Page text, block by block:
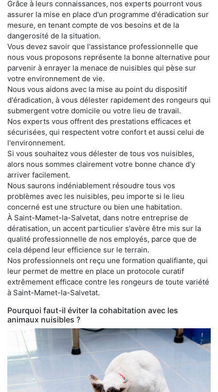
Grâce à leurs connaissances, nos experts pourront vous
assurer la mise en place d'un programme d'éradication sur
mesure, en tenant compte de vos besoins et de la
dangerosité de la situation.
Vous devez savoir que l'assistance professionnelle que
nous vous proposons représente la bonne alternative pour
parvenir à enrayer la menace de nuisibles qui pèse sur
votre environnement de vie.
Nous vous aidons avec la mise au point du dispositif
d'éradication, à vous délester rapidement des rongeurs qui
submergent votre domicile ou votre lieu de travail.
Nos experts vous offrent des prestations efficaces et
sécurisées, qui respectent votre confort et aussi celui de
l'environnement.
Si vous souhaitez vous délester de tous vos nuisibles,
alors nous sommes clairement votre bonne chance d'y
arriver facilement.
Nous saurons indéniablement résoudre tous vos
problèmes avec les nuisibles, peu importe si le lieu
concerné est une structure ou bien une habitation.
À Saint-Mamet-la-Salvetat, dans notre entreprise de
dératisation, un accent particulier s'avère être mis sur la
qualité professionnelle de nos employés, parce que de
cela dépend leur efficience sur le terrain.
Nos professionnels ont reçu une formation qualifiante, qui
leur permet de mettre en place un protocole curatif
extrêmement efficace contre les rongeurs de toute variété
à Saint-Mamet-la-Salvetat.
Pourquoi faut-il éviter la cohabitation avec les
animaux nuisibles ?